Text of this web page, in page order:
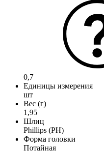
0,7
Единицы измерения
шт
Вес (г)
1,95
Шлиц
Phillips (PH)
Форма головки
Потайная